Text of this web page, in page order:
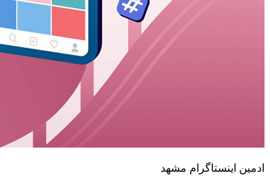
ادمین اینستاگرام مشهد